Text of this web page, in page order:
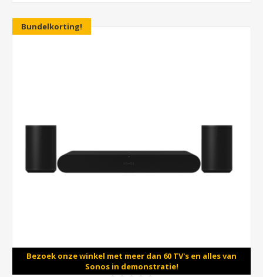
Bundelkorting!
Bezoek onze winkel met meer dan 60 TV's en alles van
Sonos in demonstratie!